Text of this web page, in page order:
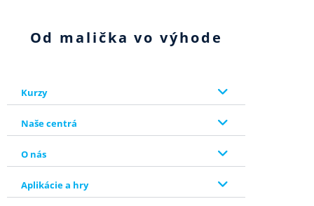
Od malička vo výhode
Kurzy
Naše centrá
O nás
Aplikácie a hry